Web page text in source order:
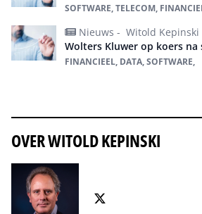
SOFTWARE, TELECOM,
Nieuws - Witold Kepinski
Wolters Kluwer op koers
FINANCIEEL, DATA, SOFTWARE,
OVER WITOLD KEPINSKI